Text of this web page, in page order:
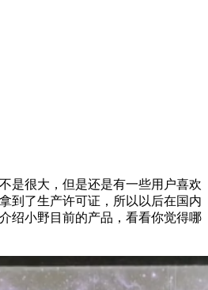
是很大，但是还是有一些用户喜欢
到了生产许可证，所以以后在国内
绍小野目前的产品，看看你觉得哪